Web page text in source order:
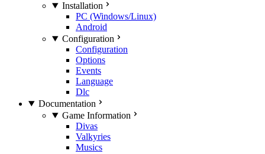
Installation
PC (Windows/Linux)
Android
Configuration
Configuration
Options
Events
Language
Dlc
Documentation
Game Information
Divas
Valkyries
Musics